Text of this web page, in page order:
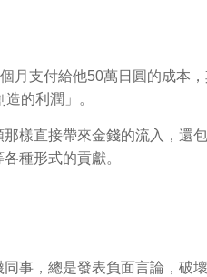
月支付給他50萬日圓的成本
的利潤」。
樣直接帶來金錢的流入，還包
種形式的貢獻。
事，總是發表負面言論，破